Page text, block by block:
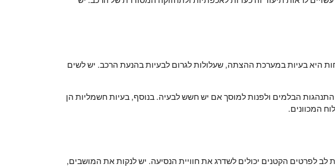
היא בעיות במערכת ההצתה, שעלולות לגרום לבעיות בהנעת הרכב. יש לשים
הבלמים ולפנות למוסך אם יש חשש לבעיה. בנוסף, בעיות חשמליות הן
המכוונים.
לפרטים הקטנים יכולים לשדרג את חוויית הנסיעה. יש לנקות את המושבים,